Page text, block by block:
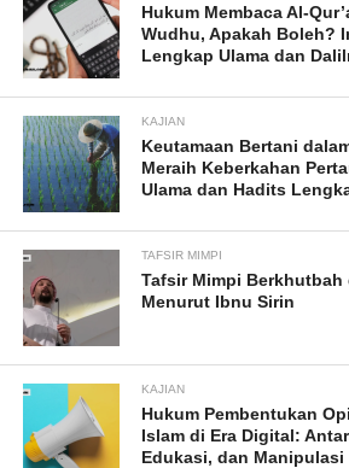
Hukum Membaca Al-
Wudhu, Apakah Boleh?
Lengkap Ulama dan
KAJIAN
Keutamaan Bertani
Meraih Keberkahan
Ulama dan Hadits
TAFSIR MIMPI
Tafsir Mimpi Berkhutbah
Menurut Ibnu Sirin
KAJIAN
Hukum Pembentukan
Islam di Era Digital:
Edukasi, dan Manipulasi